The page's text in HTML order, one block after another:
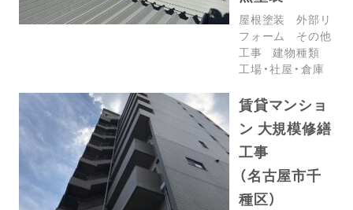
屋根塗装
外部リ
フォーム
その他
工事
建物種類
工場・社屋・倉庫
賃貸マンショ
ン 大規模修繕
工事
（名古屋市千
種区）